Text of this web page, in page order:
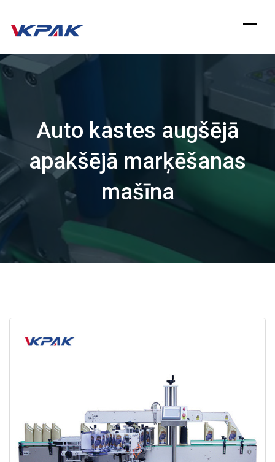
Pāriet
uz
Auto kastes augšējā
apakšējā marķēšanas
mašīna